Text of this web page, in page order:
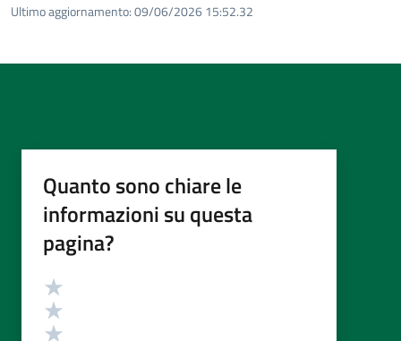
Ultimo aggiornamento:09/06/2026 15:52.32
Quanto sono chiare le
informazioni su questa
pagina?
Valutazione